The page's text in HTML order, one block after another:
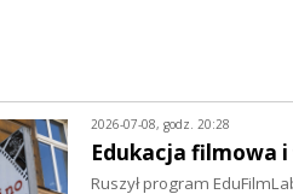
2026-07-08, godz. 20:28
Edukacja filmowa
Ruszył program